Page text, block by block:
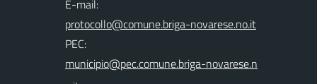
E-mail:
PEC: